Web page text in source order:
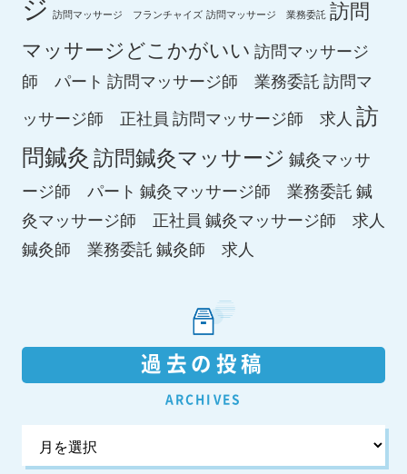
訪問マッサージ フランチャイズ 訪問マッサージ 業務委託 訪問
マッサージどこかがいい 訪問マッサージ
師 パート 訪問マッサージ師 業務委託 訪問マ
ッサージ師 正社員 訪問マッサージ師 求人 訪
問鍼灸 訪問鍼灸マッサージ 鍼灸マッサ
ージ師 パート 鍼灸マッサージ師 業務委託 鍼
灸マッサージ師 正社員 鍼灸マッサージ師 求人
鍼灸師 業務委託 鍼灸師 求人
過去の投稿
ARCHIVES